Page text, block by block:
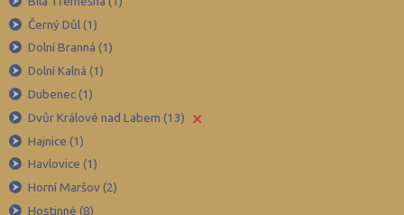
Brno-město (317)
Brno-venkov (149)
Bruntál (73)
Břeclav (84)
Česká Lípa (79)
České Budějovice (173)
Český Krumlov (49)
Děčín (106)
Černý Důl (1)
Dolní Branná (1)
Dolní Kalná (1)
Dubenec (1)
Dvůr Králové nad Labem (13)
×
Hajnice (1)
Havlovice (1)
Horní Maršov (2)
Hostinné (8)